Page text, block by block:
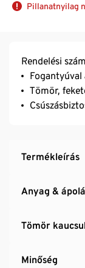
Pillanatnyilag
Rendelési
Fogantyúval
Tömör,
Termékleírás
Anyag &
Tömör
Minőség